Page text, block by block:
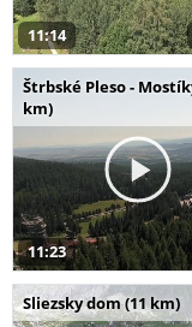
11:14
Štrbské Pleso -
km)
11:23
Sliezsky dom (11 km)